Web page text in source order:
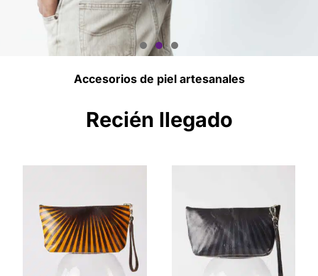
Encuentra Tu Modelo
Perfecto
COMPRAR AHORA!
Accesorios de piel artesanales
Recién llegado